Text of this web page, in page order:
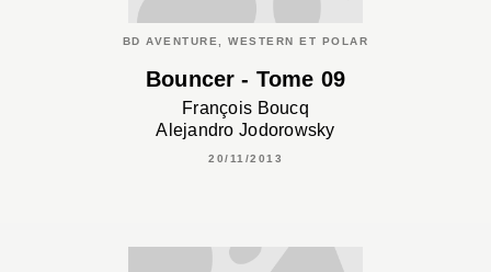
BD AVENTURE, WESTERN ET POLAR
Bouncer - Tome 09
François Boucq
Alejandro Jodorowsky
20/11/2013